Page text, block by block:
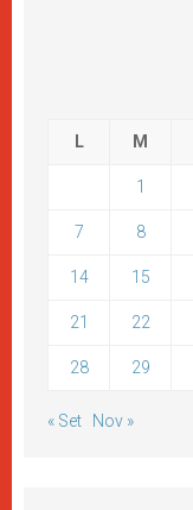
L M
1
7 8
14 15
21 22
28 29
« Set Nov »